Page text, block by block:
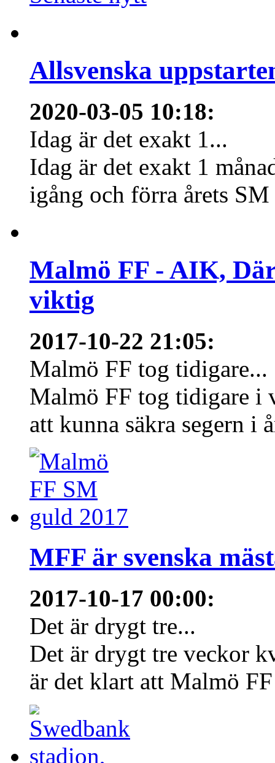
Allsvenska
2020-03-05 10:18:
Idag är det exakt 1...
Idag är det exakt 1
igång och förra årets
Malmö FF - AIK,
viktig
2017-10-22 21:05:
Malmö FF tog tidigare...
Malmö FF tog tidigare i
att kunna säkra segern i
MFF är svenska
2017-10-17 00:00:
Det är drygt tre...
Det är drygt tre veckor
är det klart att Malmö